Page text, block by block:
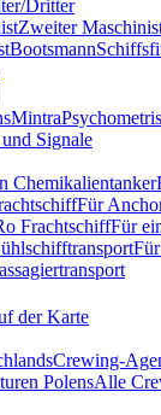
Dritter
Zweiter
Bootsmann
Mintra
Signale
Chemikalientanker
Für
FrachtschiffFür
der Karte
Crewing-
PolensAlle